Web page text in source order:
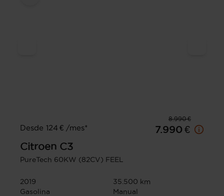
8.990 €
Desde 124 € /mes*
7.990 €
Citroen C3
PureTech 60KW (82CV) FEEL
2019
35.500 km
Gasolina
Manual